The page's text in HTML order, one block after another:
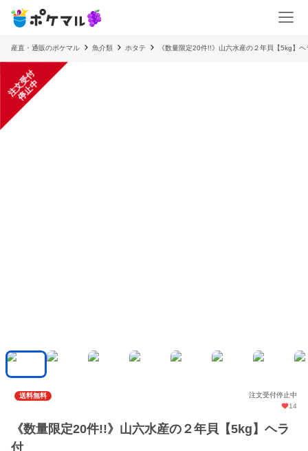
産直・通販のポケマル 魚介類 ホタテ 《数量限定20件!!》山六水産の２年貝【5kg】ヘ
注
文
受
付
停
止
中
送料無料
注文受付停止中
14
《数量限定20件!!》山六水産の２年貝【5kg】ヘラ
付